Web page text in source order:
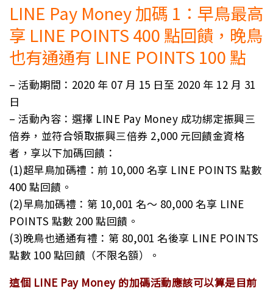
LINE Pay Money 加碼 1：早鳥最高
享 LINE POINTS 400 點回饋，晚鳥
也有通通有 LINE POINTS 100 點
– 活動期間：2020 年 07 月 15 日至 2020 年 12 月 31
日
– 活動內容：選擇 LINE Pay Money 成功綁定振興三
倍券，並符合領取振興三倍券 2,000 元回饋金資格
者，享以下加碼回饋：
(1)超早鳥加碼禮：前 10,000 名享 LINE POINTS 點數
400 點回饋。
(2)早鳥加碼禮：第 10,001 名～ 80,000 名享 LINE
POINTS 點數 200 點回饋。
(3)晚鳥也通通有禮：第 80,001 名後享 LINE POINTS
點數 100 點回饋（不限名額）。
這個 LINE Pay Money 的加碼活動應該可以算是目前